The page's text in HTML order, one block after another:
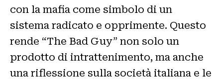
con la mafia come simbolo di un
sistema radicato e opprimente. Questo
rende “The Bad Guy” non solo un
prodotto di intrattenimento, ma anche
una riflessione sulla società italiana e le